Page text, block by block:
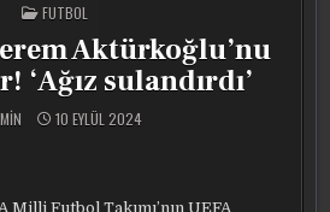
POSTED
IN
FUTBOL
Aktürkoğlu’nu
‘Ağız sulandırdı’
10 EYLÜL 2024
Milli Futbol Takımı’nın UEFA